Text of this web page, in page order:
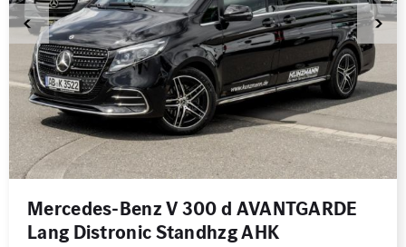
Mercedes-Benz V 300 d AVANTGARDE
Lang Distronic Standhzg AHK